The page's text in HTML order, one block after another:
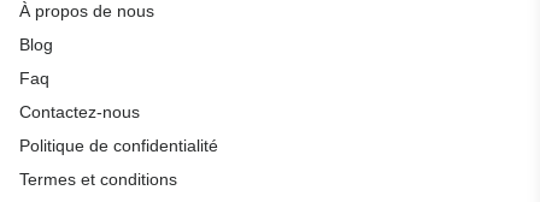
À propos de nous
Blog
Faq
Contactez-nous
Politique de confidentialité
Termes et conditions